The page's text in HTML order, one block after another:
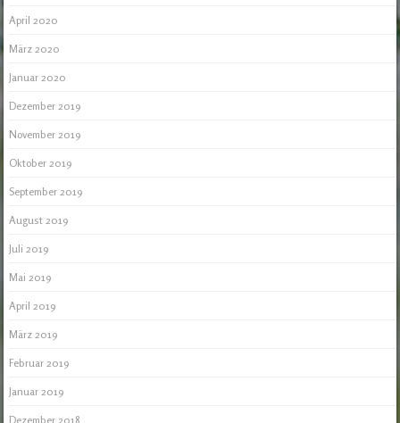
April 2020
März 2020
Januar 2020
Dezember 2019
November 2019
Oktober 2019
September 2019
August 2019
Juli 2019
Mai 2019
April 2019
März 2019
Februar 2019
Januar 2019
Dezember 2018